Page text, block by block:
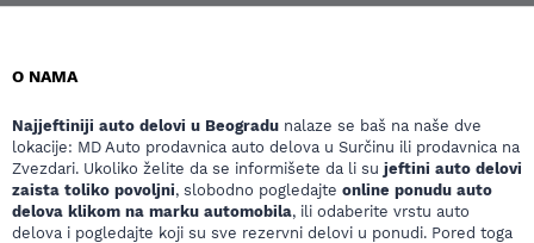
O NAMA
Najjeftiniji auto delovi u Beogradu nalaze se baš na naše dve
lokacije: MD Auto prodavnica auto delova u Surčinu ili prodavnica na
Zvezdari. Ukoliko želite da se informišete da li su jeftini auto delovi
zaista toliko povoljni, slobodno pogledajte online ponudu auto
delova klikom na marku automobila, ili odaberite vrstu auto
delova i pogledajte koji su sve rezervni delovi u ponudi. Pored toga